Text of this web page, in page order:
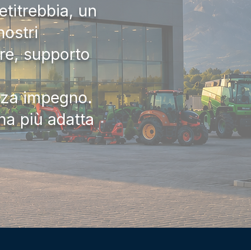
un
supporto
impegno.
più adatta